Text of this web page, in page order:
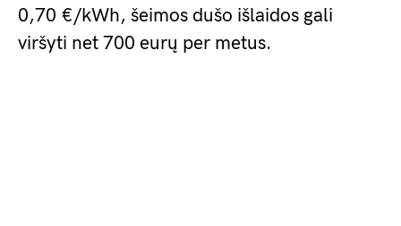
0,70 €/kWh, šeimos dušo išlaidos gali
viršyti net 700 eurų per metus.